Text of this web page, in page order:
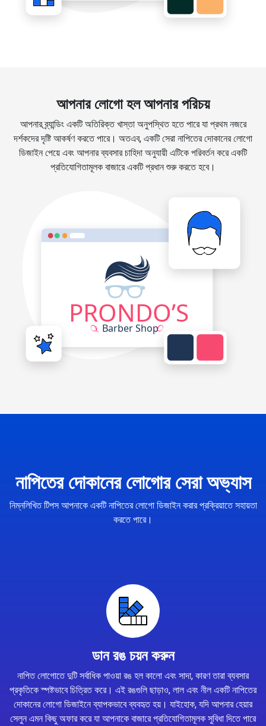
আপনার লোগো হল আপনার পরিচয়
আপনার ব্র্যান্ডিং একটি অতিরিক্ত খাস্তা অনুপস্থিত হতে পারে যা প্রথম নজরে
দর্শকদের দৃষ্টি আকর্ষণ করতে পারে। অতএব, একটি সেরা নাপিতের দোকানের লোগো
ডিজাইন পেয়ে এবং আপনার ব্যবসার চাহিদা অনুযায়ী এটিকে পরিবর্তন করে একটি
প্রতিযোগিতামূলক বাজারে একটি প্রধান শুরু করতে হবে।
নাপিতের দোকানের লোগোর সেরা অভ্যাস
নিম্নলিখিত টিপস আপনাকে একটি নাপিতের লোগো ডিজাইন করার প্রক্রিয়াতে সহায়তা
করতে পারে।
ডান রঙ চয়ন করুন
নাপিত লোগোতে দুটি সর্বাধিক পাওয়া রঙ হল কালো এবং সাদা, কারণ তারা ব্যবসার
প্রকৃতিকে স্পষ্টভাবে চিত্রিত করে। এই রঙগুলি ছাড়াও, লাল এবং নীল একটি নাপিতের
দোকানের লোগো ডিজাইনে ব্যাপকভাবে ব্যবহৃত হয়। যাইহোক, যদি আপনার হেয়ার
সেলুন এমন কিছু অফার করে যা আপনাকে বাজারে প্রতিযোগিতামূলক সুবিধা দিতে পারে